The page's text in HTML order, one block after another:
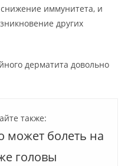
иммунитета, и
других
дерматита довольно
также:
может болеть на
головы